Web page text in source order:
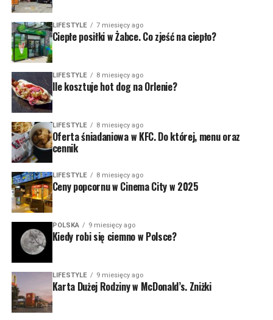
LIFESTYLE 7 miesięcy ago
Ciepłe posiłki w Żabce. Co zjeść na ciepło?
LIFESTYLE 8 miesięcy ago
Ile kosztuje hot dog na Orlenie?
LIFESTYLE 8 miesięcy ago
Oferta śniadaniowa w KFC. Do której, menu oraz
cennik
LIFESTYLE 8 miesięcy ago
Ceny popcornu w Cinema City w 2025
POLSKA 9 miesięcy ago
Kiedy robi się ciemno w Polsce?
LIFESTYLE 9 miesięcy ago
Karta Dużej Rodziny w McDonald’s. Zniżki